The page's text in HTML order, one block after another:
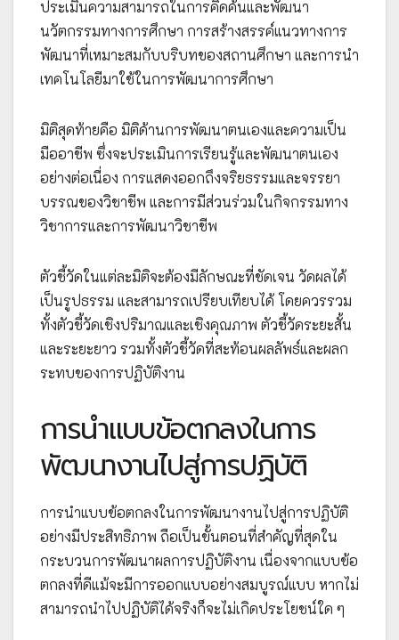
ประเมินความสามารถในการคิดค้นและพัฒนา
นวัตกรรมทางการศึกษา การสร้างสรรค์แนวทางการ
พัฒนาที่เหมาะสมกับบริบทของสถานศึกษา และการนำ
เทคโนโลยีมาใช้ในการพัฒนาการศึกษา
มิติสุดท้ายคือ มิติด้านการพัฒนาตนเองและความเป็น
มืออาชีพ ซึ่งจะประเมินการเรียนรู้และพัฒนาตนเอง
อย่างต่อเนื่อง การแสดงออกถึงจริยธรรมและจรรยา
บรรณของวิชาชีพ และการมีส่วนร่วมในกิจกรรมทาง
วิชาการและการพัฒนาวิชาชีพ
ตัวชี้วัดในแต่ละมิติจะต้องมีลักษณะที่ชัดเจน วัดผลได้
เป็นรูปธรรม และสามารถเปรียบเทียบได้ โดยควรรวม
ทั้งตัวชี้วัดเชิงปริมาณและเชิงคุณภาพ ตัวชี้วัดระยะสั้น
และระยะยาว รวมทั้งตัวชี้วัดที่สะท้อนผลลัพธ์และผลก
ระทบของการปฏิบัติงาน
การนำแบบข้อตกลงในการ
พัฒนางานไปสู่การปฏิบัติ
การนำแบบข้อตกลงในการพัฒนางานไปสู่การปฏิบัติ
อย่างมีประสิทธิภาพ ถือเป็นขั้นตอนที่สำคัญที่สุดใน
กระบวนการพัฒนาผลการปฏิบัติงาน เนื่องจากแบบข้อ
ตกลงที่ดีแม้จะมีการออกแบบอย่างสมบูรณ์แบบ หากไม่
สามารถนำไปปฏิบัติได้จริงก็จะไม่เกิดประโยชน์ใด ๆ